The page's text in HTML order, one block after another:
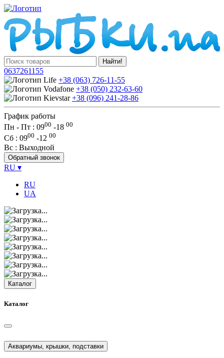
Найти!
0637261155
+38 (063) 726-11-55
+38 (050) 232-63-60
+38 (096) 241-28-86
График работы
Пн - Пт : 0900 -18 00
Сб : 0900 -12 00
Вс : Выходной
Обратный звонок
RU ▾
RU
UA
Каталог
Каталог
Аквариумы, крышки, подставки